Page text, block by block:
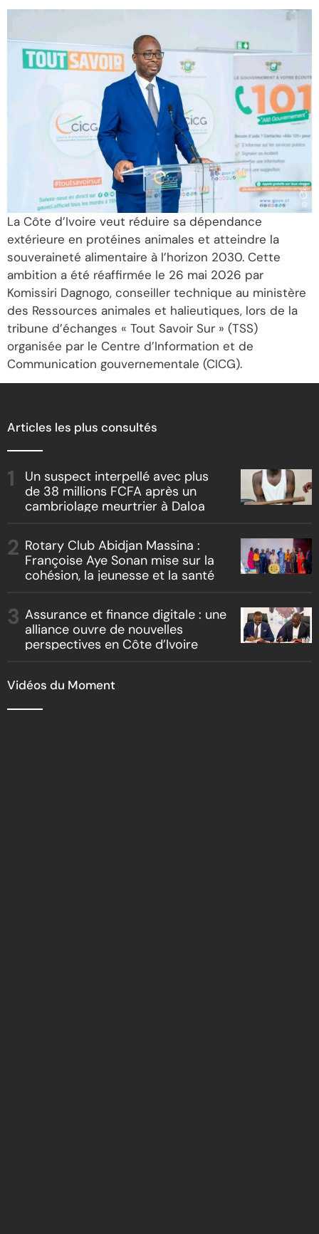
La Côte d’Ivoire veut réduire sa dépendance
extérieure en protéines animales et atteindre la
souveraineté alimentaire à l’horizon 2030. Cette
ambition a été réaffirmée le 26 mai 2026 par
Komissiri Dagnogo, conseiller technique au ministère
des Ressources animales et halieutiques, lors de la
tribune d’échanges « Tout Savoir Sur » (TSS)
organisée par le Centre d’Information et de
Communication gouvernementale (CICG).
Articles les plus consultés
Un suspect interpellé avec plus
de 38 millions FCFA après un
cambriolage meurtrier à Daloa
Rotary Club Abidjan Massina :
Françoise Aye Sonan mise sur la
cohésion, la jeunesse et la santé
Assurance et finance digitale : une
alliance ouvre de nouvelles
perspectives en Côte d’Ivoire
Vidéos du Moment